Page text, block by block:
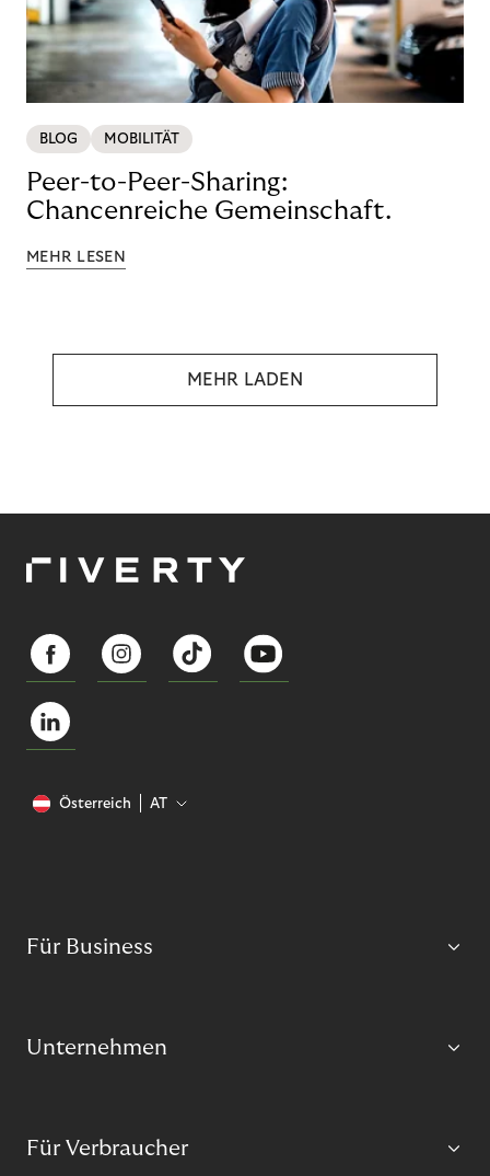
BLOG MOBILITÄT
Peer-to-Peer-Sharing:
Chancenreiche Gemeinschaft.
MEHR LESEN
MEHR LADEN
Österreich AT
Für Business
Unternehmen
Für Verbraucher